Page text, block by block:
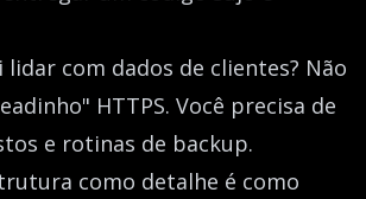
lidar com dados de clientes? Não
HTTPS. Você precisa de
e rotinas de backup.
como detalhe é como